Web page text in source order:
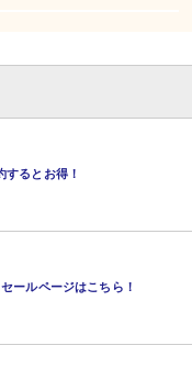
するとお得！
ールページはこちら！